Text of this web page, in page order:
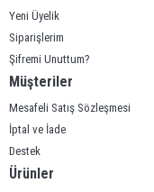
Yeni Üyelik
Siparişlerim
Şifremi Unuttum?
Müşteriler
Mesafeli Satış Sözleşmesi
İptal ve İade
Destek
Ürünler